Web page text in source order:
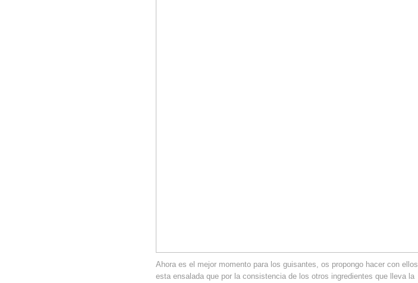
Ahora es el mejor momento para los guisantes, os propongo hacer con ellos
esta ensalada que por la consistencia de los otros ingredientes que lleva la